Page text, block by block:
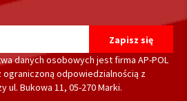
danych osobowych jest firma AP-POL
ograniczoną odpowiedzialnością z
ul. Bukowa 11, 05-270 Marki.